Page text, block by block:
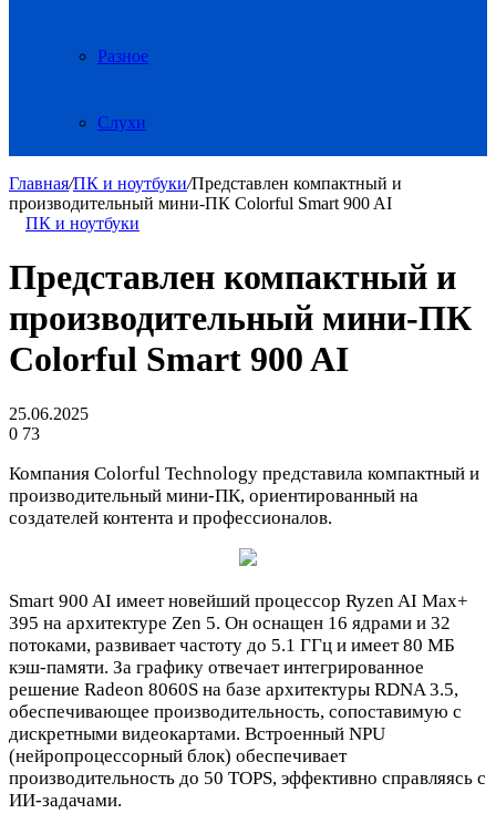
Разное
Слухи
Главная/ПК и ноутбуки/Представлен компактный и
производительный мини-ПК Colorful Smart 900 AI
ПК и ноутбуки
Представлен компактный и
производительный мини-ПК
Colorful Smart 900 AI
25.06.2025
0 73
Компания Colorful Technology представила компактный и
производительный мини-ПК, ориентированный на
создателей контента и профессионалов.
Smart 900 AI имеет новейший процессор Ryzen AI Max+
395 на архитектуре Zen 5. Он оснащен 16 ядрами и 32
потоками, развивает частоту до 5.1 ГГц и имеет 80 МБ
кэш-памяти. За графику отвечает интегрированное
решение Radeon 8060S на базе архитектуры RDNA 3.5,
обеспечивающее производительность, сопоставимую с
дискретными видеокартами. Встроенный NPU
(нейропроцессорный блок) обеспечивает
производительность до 50 TOPS, эффективно справляясь с
ИИ-задачами.